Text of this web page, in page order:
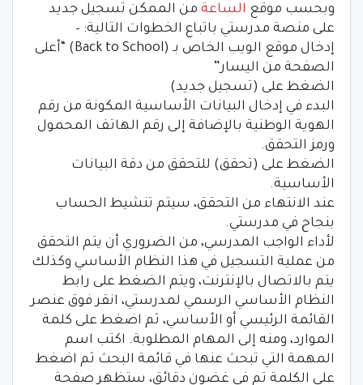
وبحسب موقع الساعة من الممكن تسجيل جديد
على منصة مدرستي باتباع الخطوات التالية: –
إدخال موقع الويب الخاص بـ (Back to School) “أعلى
الصفحة من اليسار”
الضغط على (تسجيل جديد)
البدء في إدخال البيانات الأساسية المكونة من رقم
الهوية الوطنية بالإضافة إلى رقم الهاتف المحمول
ورمز التحقق.
الضغط على (تحقق) للتحقق من دقة البيانات
الأساسية.
عند الانتهاء من التحقق، سيتم تنشيط الحساب
بنجاح في مدرستي.
لأداء الواجب المدرسي، من الضروري أن يتم التحقق
من عملية التسجيل في هذا النظام الأساسي وكذلك
يتم بالاتصال بالإنترنت، ويتم الضغط على رابط
النظام الأساسي الرسمي لمدرستي، انقر فوق عنصر
القائمة الرئيسي أو الأساسي، ثم اضغط على كلمة
الموارد، ومنه إلى المهام المطلوبة. اكتب اسم
المهمة التي تبحث عنها في قائمة البحث ثم اضغط
على الكلمة تم في غضون دقائق، ستظهر صفحة